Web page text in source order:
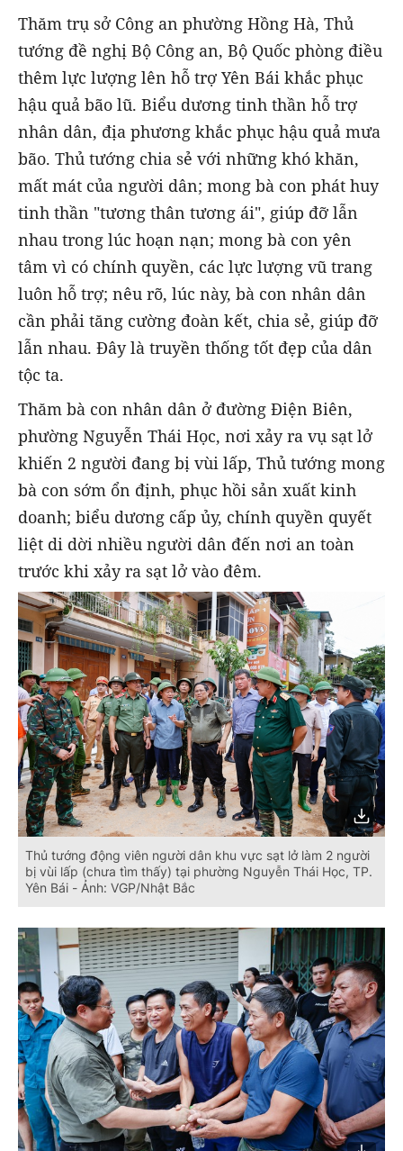
Thăm trụ sở Công an phường Hồng Hà, Thủ
tướng đề nghị Bộ Công an, Bộ Quốc phòng điều
thêm lực lượng lên hỗ trợ Yên Bái khắc phục
hậu quả bão lũ. Biểu dương tinh thần hỗ trợ
nhân dân, địa phương khắc phục hậu quả mưa
bão. Thủ tướng chia sẻ với những khó khăn,
mất mát của người dân; mong bà con phát huy
tinh thần "tương thân tương ái", giúp đỡ lẫn
nhau trong lúc hoạn nạn; mong bà con yên
tâm vì có chính quyền, các lực lượng vũ trang
luôn hỗ trợ; nêu rõ, lúc này, bà con nhân dân
cần phải tăng cường đoàn kết, chia sẻ, giúp đỡ
lẫn nhau. Đây là truyền thống tốt đẹp của dân
tộc ta.
Thăm bà con nhân dân ở đường Điện Biên,
phường Nguyễn Thái Học, nơi xảy ra vụ sạt lở
khiến 2 người đang bị vùi lấp, Thủ tướng mong
bà con sớm ổn định, phục hồi sản xuất kinh
doanh; biểu dương cấp ủy, chính quyền quyết
liệt di dời nhiều người dân đến nơi an toàn
trước khi xảy ra sạt lở vào đêm.
Thủ tướng động viên người dân khu vực sạt lở làm 2 người
bị vùi lấp (chưa tìm thấy) tại phường Nguyễn Thái Học, TP.
Yên Bái - Ảnh: VGP/Nhật Bắc